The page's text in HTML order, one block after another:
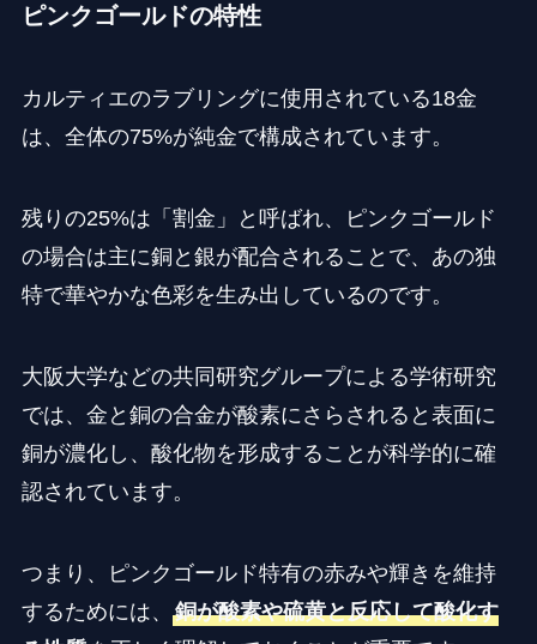
ピンクゴールドの特性
カルティエのラブリングに使用されている18金
は、全体の75%が純金で構成されています。
残りの25%は「割金」と呼ばれ、ピンクゴールド
の場合は主に銅と銀が配合されることで、あの独
特で華やかな色彩を生み出しているのです。
大阪大学などの共同研究グループによる学術研究
では、金と銅の合金が酸素にさらされると表面に
銅が濃化し、酸化物を形成することが科学的に確
認されています。
つまり、ピンクゴールド特有の赤みや輝きを維持
するためには、 銅が酸素や硫黄と反応して酸化す